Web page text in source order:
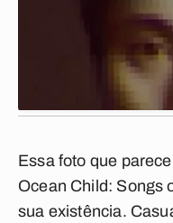
Essa foto que
Ocean Child: Songs
sua existência.